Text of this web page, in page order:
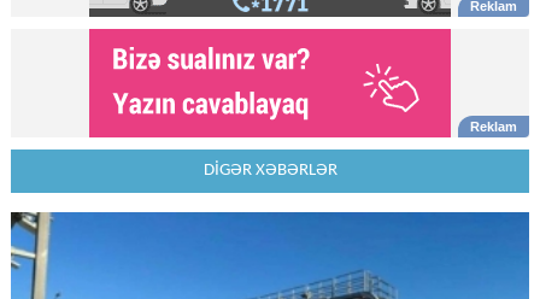
DİGƏR XƏBƏRLƏR